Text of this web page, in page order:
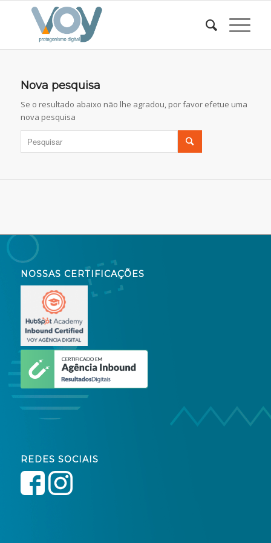
Nova pesquisa
Se o resultado abaixo não lhe agradou, por favor efetue uma
nova pesquisa
NOSSAS CERTIFICAÇÕES
REDES SOCIAIS